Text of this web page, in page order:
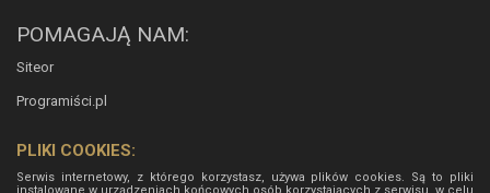
POMAGAJĄ NAM:
Siteor
Programiści.pl
PLIKI COOKIES:
Serwis internetowy, z którego korzystasz, używa plików cookies. Są to pliki
instalowane w urządzeniach końcowych osób korzystających z serwisu, w celu